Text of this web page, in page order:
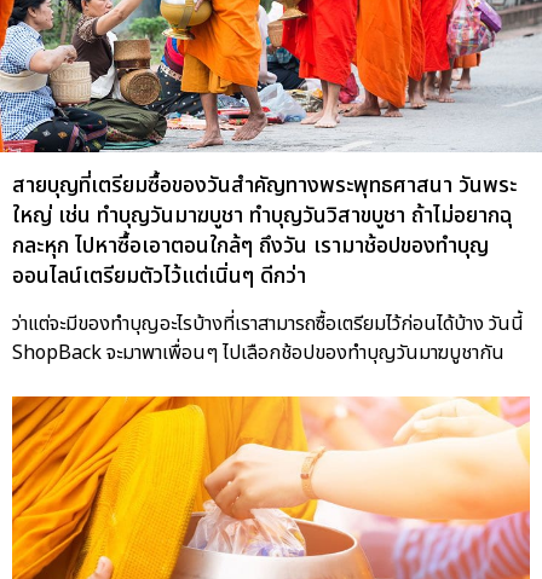
สายบุญที่เตรียมซื้อของวันสำคัญทางพระพุทธศาสนา วันพระ
ใหญ่ เช่น ทำบุญวันมาฆบูชา ทำบุญวันวิสาขบูชา ถ้าไม่อยากฉุ
กละหุก ไปหาซื้อเอาตอนใกล้ๆ ถึงวัน เรามาช้อปของทำบุญ
ออนไลน์เตรียมตัวไว้แต่เนิ่นๆ ดีกว่า
ว่าแต่จะมีของทำบุญอะไรบ้างที่เราสามารถซื้อเตรียมไว้ก่อนได้บ้าง วันนี้
ShopBack จะมาพาเพื่อนๆ ไปเลือกช้อปของทำบุญวันมาฆบูชากัน